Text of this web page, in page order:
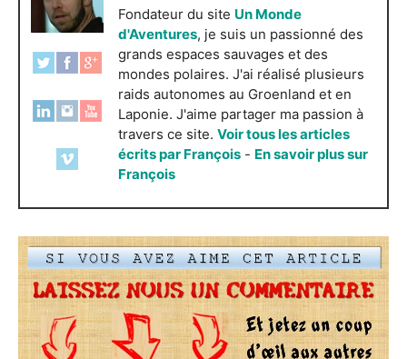
Fondateur du site Un Monde
d'Aventures, je suis un passionné des
grands espaces sauvages et des
mondes polaires. J'ai réalisé plusieurs
raids autonomes au Groenland et en
Laponie. J'aime partager ma passion à
travers ce site. Voir tous les articles
écrits par François - En savoir plus sur
François